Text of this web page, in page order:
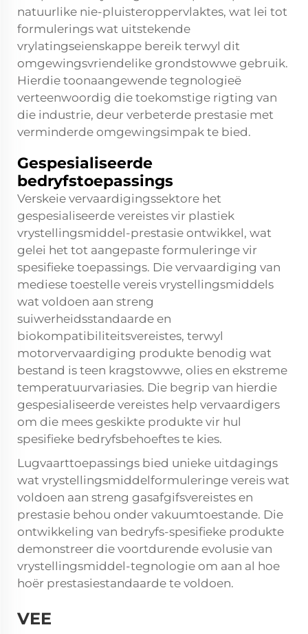
natuurlike nie-pluisteroppervlaktes, wat lei tot
formulerings wat uitstekende
vrylatingseienskappe bereik terwyl dit
omgewingsvriendelike grondstowwe gebruik.
Hierdie toonaangewende tegnologieë
verteenwoordig die toekomstige rigting van
die industrie, deur verbeterde prestasie met
verminderde omgewingsimpak te bied.
Gespesialiseerde
bedryfstoepassings
Verskeie vervaardigingssektore het
gespesialiseerde vereistes vir plastiek
vrystellingsmiddel-prestasie ontwikkel, wat
gelei het tot aangepaste formuleringe vir
spesifieke toepassings. Die vervaardiging van
mediese toestelle vereis vrystellingsmiddels
wat voldoen aan streng
suiwerheidsstandaarde en
biokompatibiliteitsvereistes, terwyl
motorvervaardiging produkte benodig wat
bestand is teen kragstowwe, olies en ekstreme
temperatuurvariasies. Die begrip van hierdie
gespesialiseerde vereistes help vervaardigers
om die mees geskikte produkte vir hul
spesifieke bedryfsbehoeftes te kies.
Lugvaarttoepassings bied unieke uitdagings
wat vrystellingsmiddelformuleringe vereis wat
voldoen aan streng gasafgifsvereistes en
prestasie behou onder vakuumtoestande. Die
ontwikkeling van bedryfs-spesifieke produkte
demonstreer die voortdurende evolusie van
vrystellingsmiddel-tegnologie om aan al hoe
hoër prestasiestandaarde te voldoen.
VEE